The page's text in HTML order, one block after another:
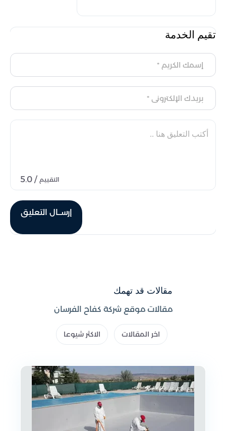
تقيم الخدمة
التقييم / 5.0
إرســال التعليق
مقالات قد تهمك
مقالات موقع شركة كفاح الفرسان
اخر المقالات الاكثر شيوعا